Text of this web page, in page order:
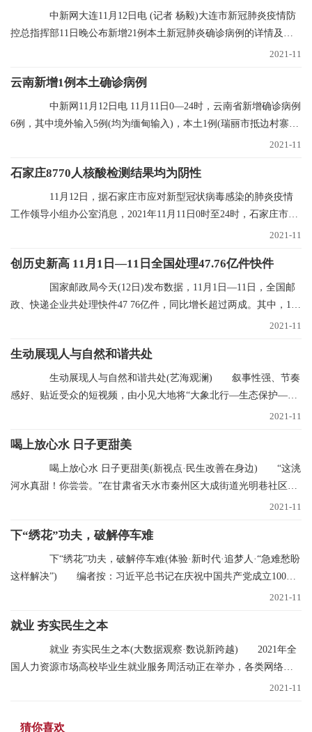
中新网大连11月12日电 (记者 杨毅)大连市新冠肺炎疫情防
控总指挥部11日晚公布新增21例本土新冠肺炎确诊病例的详情及行
2021-11
云南新增1例本土确诊病例
中新网11月12日电 11月11日0—24时，云南省新增确诊病例
6例，其中境外输入5例(均为缅甸输入)，本土1例(瑞丽市抵边村寨重
2021-11
石家庄8770人核酸检测结果均为阴性
11月12日，据石家庄市应对新型冠状病毒感染的肺炎疫情
工作领导小组办公室消息，2021年11月11日0时至24时，石家庄市对
2021-11
创历史新高 11月1日—11日全国处理47.76亿件快件
国家邮政局今天(12日)发布数据，11月1日—11日，全国邮
政、快递企业共处理快件47 76亿件，同比增长超过两成。其中，11
2021-11
生动展现人与自然和谐共处
生动展现人与自然和谐共处(艺海观澜) 叙事性强、节奏
感好、贴近受众的短视频，由小见大地将“大象北行—生态保护—文
2021-11
喝上放心水 日子更甜美
喝上放心水 日子更甜美(新视点·民生改善在身边) “这洮
河水真甜！你尝尝。”在甘肃省天水市秦州区大成街道光明巷社区，
2021-11
下“绣花”功夫，破解停车难
下“绣花”功夫，破解停车难(体验·新时代·追梦人·“急难愁盼
这样解决”) 编者按：习近平总书记在庆祝中国共产党成立100周
2021-11
就业 夯实民生之本
就业 夯实民生之本(大数据观察·数说新跨越) 2021年全
国人力资源市场高校毕业生就业服务周活动正在举办，各类网络招
2021-11
猜你喜欢